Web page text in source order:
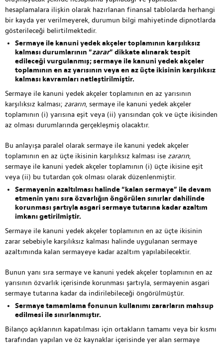
hesaplamalara ilişkin olarak hazırlanan finansal tablolarda herhangi
bir kayda yer verilmeyerek, durumun bilgi mahiyetinde dipnotlarda
gösterileceği belirtilmektedir.
Sermaye ile kanuni yedek akçeler toplamının karşılıksız
kalması durumlarının “zarar” dikkate alınarak tespit
edileceği vurgulanmış; sermaye ile kanuni yedek akçeler
toplamının en az yarısının veya en az üçte ikisinin karşılıksız
kalması kavramları netleştirilmiştir.
Sermaye ile kanuni yedek akçeler toplamının en az yarısının
karşılıksız kalması; zararın, sermaye ile kanuni yedek akçeler
toplamının (i) yarısına eşit veya (ii) yarısından çok ve üçte ikisinden
az olması durumlarında gerçekleşmiş olacaktır.
Bu anlayışa paralel olarak sermaye ile kanuni yedek akçeler
toplamının en az üçte ikisinin karşılıksız kalması ise zararın,
sermaye ile kanuni yedek akçeler toplamının (i) üçte ikisine eşit
veya (ii) bu tutardan çok olması olarak düzenlenmiştir.
Sermayenin azaltılması halinde “kalan sermaye” ile devam
etmenin yanı sıra özvarlığın öngörülen sınırlar dahilinde
korunması şartıyla asgari sermaye tutarına kadar azaltım
imkanı getirilmiştir.
Sermaye ile kanuni yedek akçeler toplamının en az üçte ikisinin
zarar sebebiyle karşılıksız kalması halinde uygulanan sermaye
azaltımında kalan sermayeye kadar azaltım yapılabilecektir.
Bunun yanı sıra sermaye ve kanuni yedek akçeler toplamının en az
yarısının özvarlık içerisinde korunması şartıyla, sermayenin asgari
sermaye tutarına kadar da indirilebileceği öngörülmüştür.
Sermaye tamamlama fonunun kullanımı zararların mahsup
edilmesi ile sınırlanmıştır.
Bilanço açıklarının kapatılması için ortakların tamamı veya bir kısmı
tarafından yapılan ve öz kaynaklar içerisinde yer alan sermaye